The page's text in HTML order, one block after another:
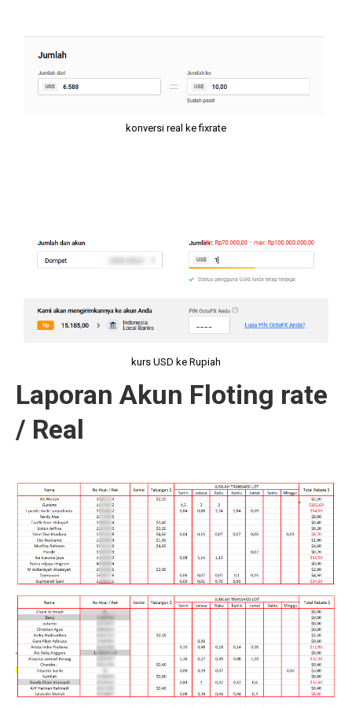
konversi real ke fixrate
kurs USD ke Rupiah
Laporan Akun Floting rate
/ Real